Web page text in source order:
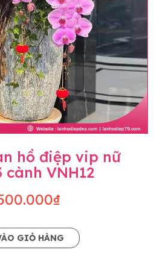
hồ điệp vip nữ
cành VNH12
GIỎ HÀNG